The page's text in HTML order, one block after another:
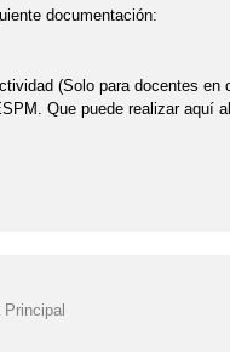
documentación:
(Solo para docentes
Que puede realizar aquí
Principal